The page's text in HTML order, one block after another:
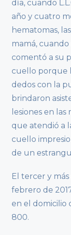
día, cuando
año y cuatro
hematomas,
mamá,
comentó a su
cuello porque
dedos con la
brindaron
lesiones en
que atendió a
cuello
de un
El tercer y
febrero de
en el domicilio
800.